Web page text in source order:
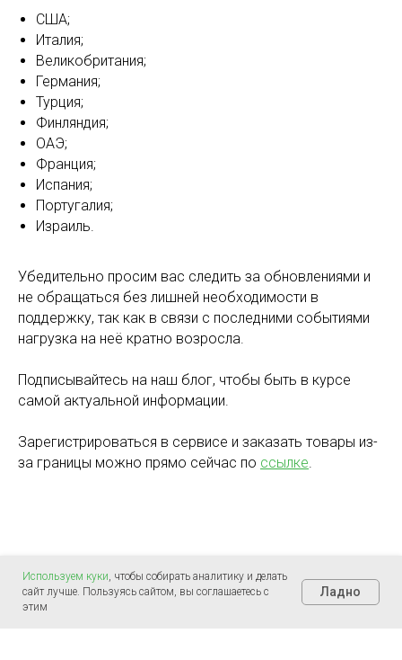
США;
Италия;
Великобритания;
Германия;
Турция;
Финляндия;
ОАЭ;
Франция;
Испания;
Португалия;
Израиль.
Убедительно просим вас следить за обновлениями и
не обращаться без лишней необходимости в
поддержку, так как в связи с последними событиями
нагрузка на неё кратно возросла.
Подписывайтесь на наш блог, чтобы быть в курсе
самой актуальной информации.
Зарегистрироваться в сервисе и заказать товары из-
за границы можно прямо сейчас по ссылке
Используем куки, чтобы собирать аналитику и делать
сайт лучше. Пользуясь сайтом, вы соглашаетесь с
этим
Ладно